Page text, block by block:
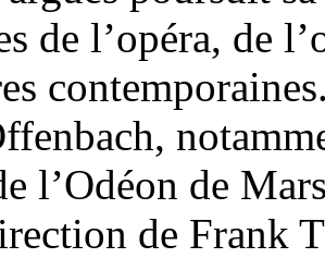
de l’opéra, de
l’Odéon de
de Frank